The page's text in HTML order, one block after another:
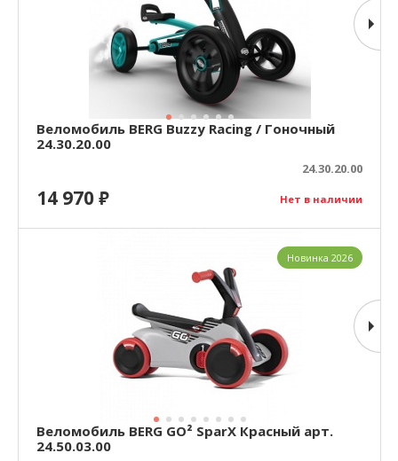
Веломобиль BERG Buzzy Racing / Гоночный
24.30.20.00
24.30.20.00
Нет в наличии
14 970₽
Веломобиль BERG GO² SparX Красный арт.
24.50.03.00
Новинка 2026